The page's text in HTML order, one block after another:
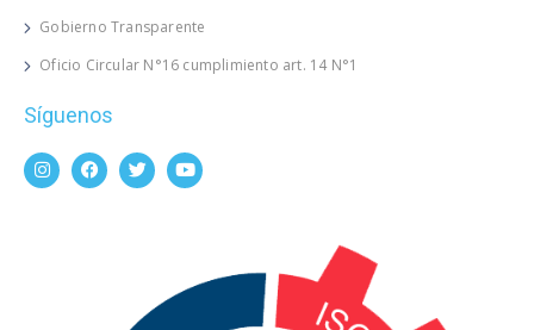
Gobierno Transparente
Oficio Circular N°16 cumplimiento art. 14 N°1
Síguenos